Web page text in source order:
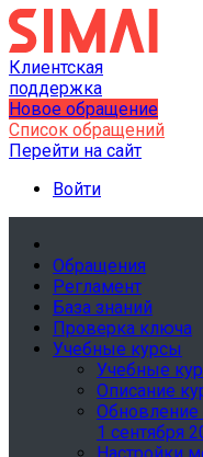
Клиентская
поддержка
Новое обращение
Список обращений
Перейти на сайт
Войти
Обращения
Регламент
База знаний
Проверка ключа
Учебные курсы
Учебные
Описание
Обновление
1 сентября